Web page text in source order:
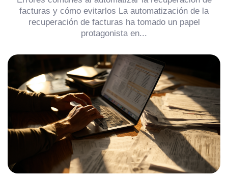
facturas y cómo evitarlos La automatización de la
recuperación de facturas ha tomado un papel
protagonista en...